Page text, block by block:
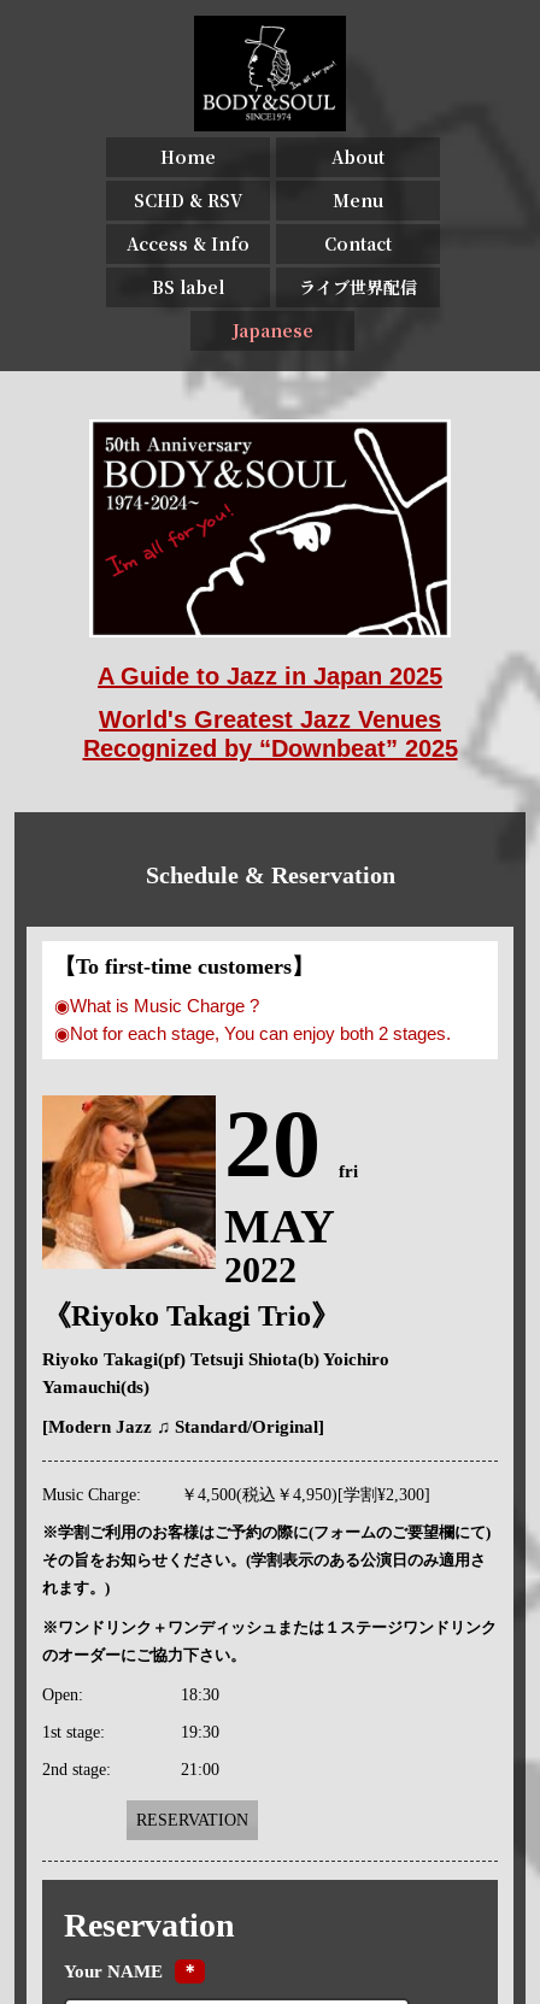
Home
About
SCHD & RSV
Menu
Access & Info
Contact
BS label
ライブ世界配信
Japanese
A Guide to Jazz in Japan 2025
World's Greatest Jazz Venues
Recognized by “Downbeat” 2025
Schedule & Reservation
【To first-time customers】
◉What is Music Charge ?
◉Not for each stage, You can enjoy both 2 stages.
20 fri
MAY
2022
《Riyoko Takagi Trio》
Riyoko Takagi(pf) Tetsuji Shiota(b) Yoichiro
Yamauchi(ds)
[Modern Jazz ♫ Standard/Original]
Music Charge: ￥4,500(税込￥4,950)[学割¥2,300]
※学割ご利用のお客様はご予約の際に(フォームのご要望欄にて)
その旨をお知らせください。(学割表示のある公演日のみ適用さ
れます。)
※ワンドリンク＋ワンディッシュまたは１ステージワンドリンク
のオーダーにご協力下さい。
Open: 18:30
1st stage: 19:30
2nd stage: 21:00
RESERVATION
Reservation
Your NAME ＊